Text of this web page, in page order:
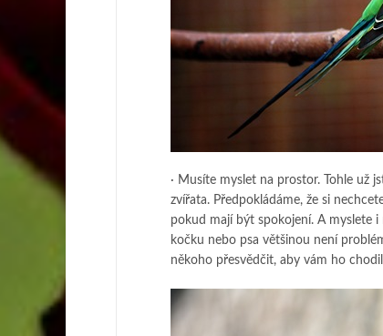
· Musíte myslet na prostor. Tohle už
zvířata. Předpokládáme, že si
pokud mají být spokojení. A myslete
kočku nebo psa většinou není
někoho přesvědčit, aby vám ho